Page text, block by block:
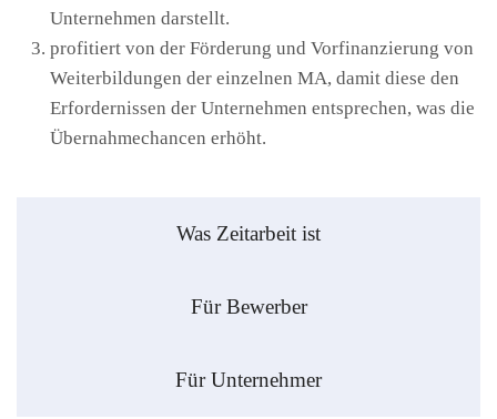
Unternehmen darstellt.
profitiert von der Förderung und Vorfinanzierung von
Weiterbildungen der einzelnen MA, damit diese den
Erfordernissen der Unternehmen entsprechen, was die
Übernahmechancen erhöht.
Was Zeitarbeit ist
Für Bewerber
Für Unternehmer